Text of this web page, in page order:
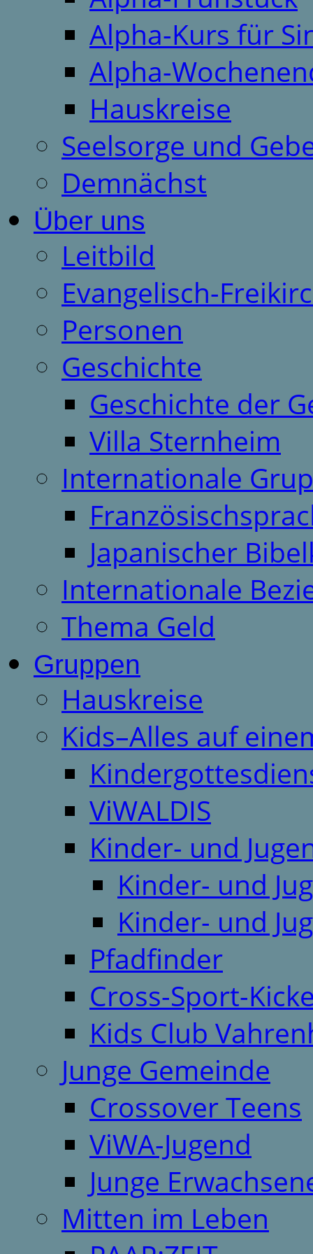
Alpha-Kurs für
Alpha-
Hauskreise
Seelsorge und
Demnächst
Über uns
Leitbild
Evangelisch-
Personen
Geschichte
Geschichte der
Villa Sternheim
Internationale
Japanischer
Internationale
Thema Geld
Gruppen
Hauskreise
Kids–Alles auf
ViWALDIS
Kinder- und
Kinder- und
Kinder- und
Pfadfinder
Cross-Sport-
Kids Club
Junge Gemeinde
Crossover Teens
ViWA-Jugend
Junge
Mitten im Leben